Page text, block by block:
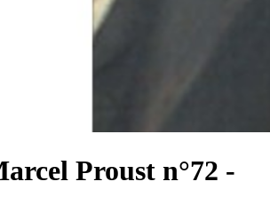
Proust n°72 -